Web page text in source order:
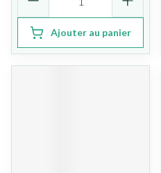
Ajouter au panier